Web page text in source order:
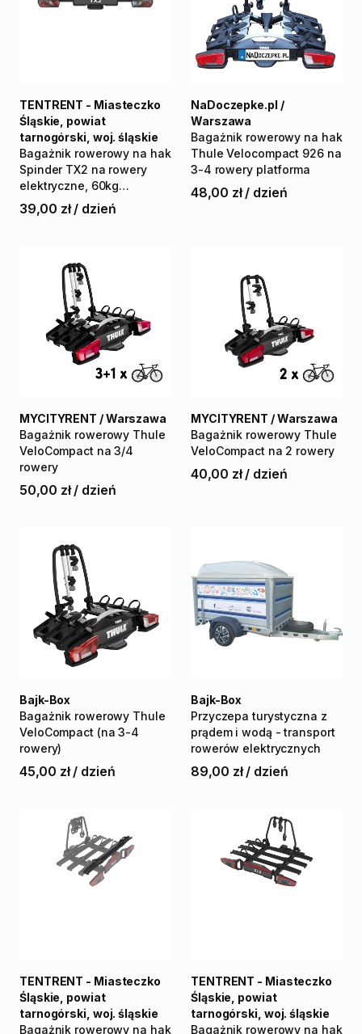
Bagażnik rowerowy na hak
Spinder TX2 na rowery
elektryczne 60kg
nośności
TENTRENT - Miasteczko
Śląskie, powiat
tarnogórski, woj. śląskie
39,00 zł / dzień
Bagażnik rowerowy na hak
Thule Velocompact 926 na
3-4 rowery platforma
NaDoczepke.pl /
Warszawa
48,00 zł / dzień
Bagażnik rowerowy Thule
VeloCompact na 3​/​4
rowery
MYCITYRENT / Warszawa
50,00 zł / dzień
Bagażnik rowerowy Thule
VeloCompact na 2 rowery
MYCITYRENT / Warszawa
40,00 zł / dzień
Bagażnik rowerowy Thule
VeloCompact (na 3-4
rowery)
Bajk-Box
45,00 zł / dzień
Przyczepa turystyczna z
prądem i wodą - transport
rowerów elektrycznych
Bajk-Box
89,00 zł / dzień
Bagażnik rowerowy na hak
TENTRENT - Miasteczko
Śląskie, powiat
tarnogórski, woj. śląskie
Bagażnik rowerowy na hak
TENTRENT - Miasteczko
Śląskie, powiat
tarnogórski, woj. śląskie